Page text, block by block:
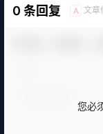
实现智能涌
语言模型，
性能超越了
Prompt）能
以通过自然
0 条回复 A 文章
您必